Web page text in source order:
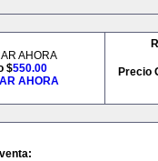
AHORA
$550.00
AHORA
Precio